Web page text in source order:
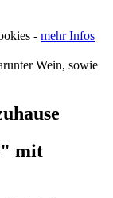
- mehr Infos
mit